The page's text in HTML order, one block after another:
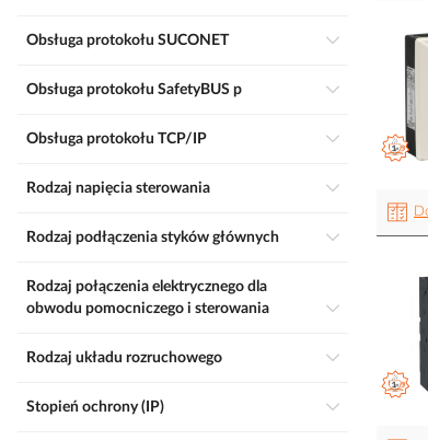
Obsługa protokołu SUCONET
Obsługa protokołu SafetyBUS p
Obsługa protokołu TCP/IP
Rodzaj napięcia sterowania
Rodzaj podłączenia styków głównych
Rodzaj połączenia elektrycznego dla
obwodu pomocniczego i sterowania
Rodzaj układu rozruchowego
Stopień ochrony (IP)